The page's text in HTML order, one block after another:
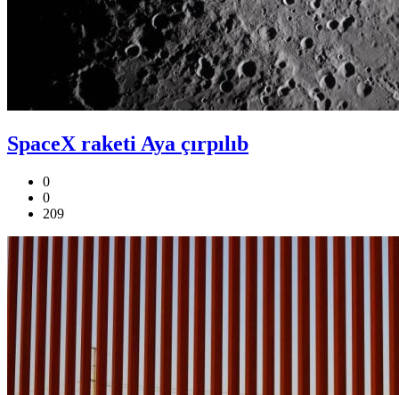
SpaceX raketi Aya çırpılıb
0
0
209